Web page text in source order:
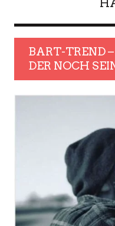
BART-TREND
DER NOCH